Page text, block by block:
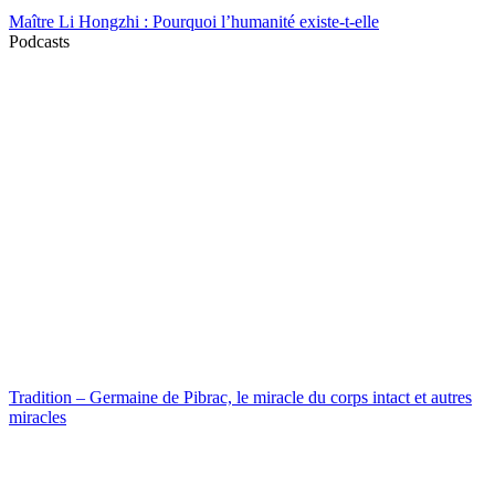
Maître Li Hongzhi : Pourquoi l’humanité existe-t-elle
Podcasts
Tradition – Germaine de Pibrac, le miracle du corps intact et autres
miracles